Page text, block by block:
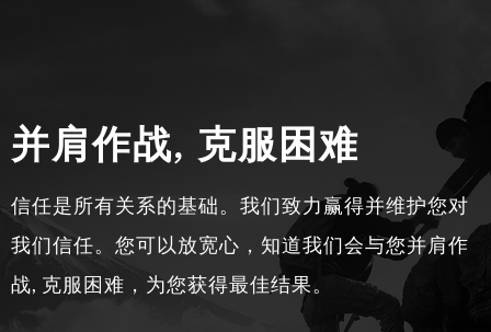
并肩作战, 克服困难
信任是所有关系的基础。我们致力赢得并维护您对
我们信任。您可以放宽心，知道我们会与您并肩作
战, 克服困难，为您获得最佳结果。